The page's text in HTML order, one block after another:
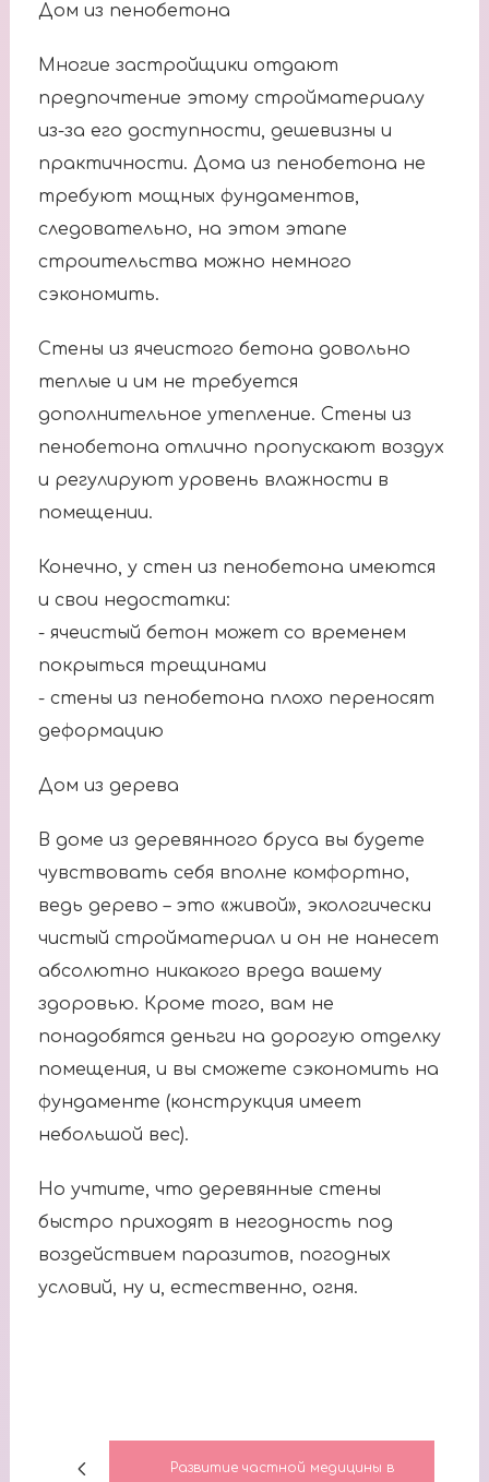
Дом из пенобетона
Многие застройщики отдают
предпочтение этому стройматериалу
из-за его доступности, дешевизны и
практичности. Дома из пенобетона не
требуют мощных фундаментов,
следовательно, на этом этапе
строительства можно немного
сэкономить.
Стены из ячеистого бетона довольно
теплые и им не требуется
дополнительное утепление. Стены из
пенобетона отлично пропускают воздух
и регулируют уровень влажности в
помещении.
Конечно, у стен из пенобетона имеются
и свои недостатки:
- ячеистый бетон может со временем
покрыться трещинами
- стены из пенобетона плохо переносят
деформацию
Дом из дерева
В доме из деревянного бруса вы будете
чувствовать себя вполне комфортно,
ведь дерево – это «живой», экологически
чистый стройматериал и он не нанесет
абсолютно никакого вреда вашему
здоровью. Кроме того, вам не
понадобятся деньги на дорогую отделку
помещения, и вы сможете сэкономить на
фундаменте (конструкция имеет
небольшой вес).
Но учтите, что деревянные стены
быстро приходят в негодность под
воздействием паразитов, погодных
условий, ну и, естественно, огня.
Развитие частной медицины в